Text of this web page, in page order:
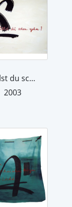
Willst du schon gehen?
2003